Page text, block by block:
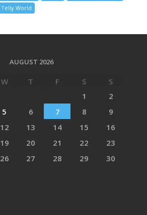
Telly World
AUGUST 2026
W T F S
S
1
2
5 6 7 8
9
12 13 14 15
16
19 20 21 22
23
26 27 28 29
30